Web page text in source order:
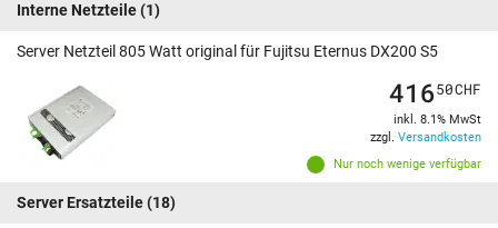
Interne Netzteile(1)
Server Netzteil 805 Watt original für Fujitsu Eternus DX200 S5
Nur noch wenige verfügbar
41650CHF
inkl. 8.1% MwSt
zzgl. Versandkosten
Server Ersatzteile(18)